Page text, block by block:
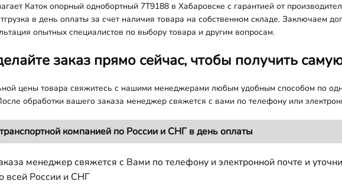
Каток опорный однобортный 7T9188 в Хабаровске с гарантией от
в день оплаты за счет наличия товара на собственном складе. Заключаем
опытных специалистов по выбору товара и другим вопросам.
заказ прямо сейчас, чтобы получить
цены товара свяжитесь с нашими менеджерами любым удобным способом по
обработки вашего заказа менеджер свяжется с вами по телефону или
компанией по России и СНГ в день оплаты
менеджер свяжется с Вами по телефону и электронной почте и
всей России и СНГ